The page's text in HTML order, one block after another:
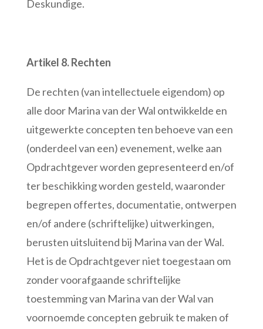
Deskundige.
Artikel 8. Rechten
De rechten (van intellectuele eigendom) op
alle door Marina van der Wal ontwikkelde en
uitgewerkte concepten ten behoeve van een
(onderdeel van een) evenement, welke aan
Opdrachtgever worden gepresenteerd en/of
ter beschikking worden gesteld, waaronder
begrepen offertes, documentatie, ontwerpen
en/of andere (schriftelijke) uitwerkingen,
berusten uitsluitend bij Marina van der Wal.
Het is de Opdrachtgever niet toegestaan om
zonder voorafgaande schriftelijke
toestemming van Marina van der Wal van
voornoemde concepten gebruik te maken of